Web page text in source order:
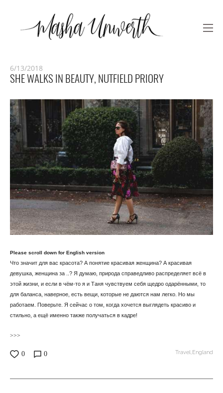
SHE WALKS IN BEAUTY, NUTFIELD PRIORY
6/13/2018
Please scroll down for English version
Что значит для вас красота? А понятие красивая женщина? А красивая
девушка, женщина за ..? Я думаю, природа справедливо распределяет всё в
этой жизни, и если в чём-то я и Таня чувствуем себя щедро одарёнными, то
для баланса, наверное, есть вещи, которые не даются нам легко. Но мы
работаем. Поверьте. Я сейчас о том, когда хочется выглядеть красиво и
стильно, а ещё именно также получаться в кадре!
>>>
0 0 Travel,England